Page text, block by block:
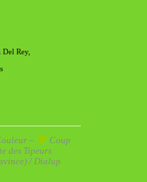
Del Rey,
–
Coup
des Tipeurs
/ Dialup